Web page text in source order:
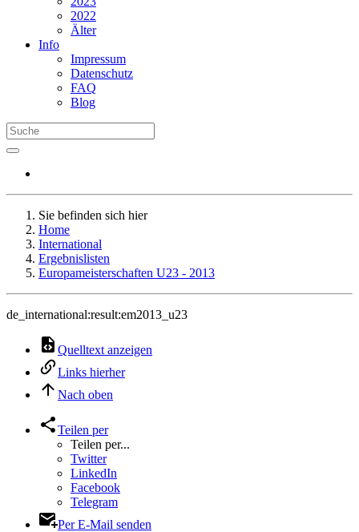
2022
Älter
Info
Impressum
Datenschutz
FAQ
Blog
Sie befinden sich hier
Home
International
Ergebnislisten
Europameisterschaften U23 - 2013
de_international:result:em2013_u23
Quelltext anzeigen
Links hierher
Nach oben
Teilen per
Teilen per...
Twitter
LinkedIn
Facebook
Telegram
Per E-Mail senden